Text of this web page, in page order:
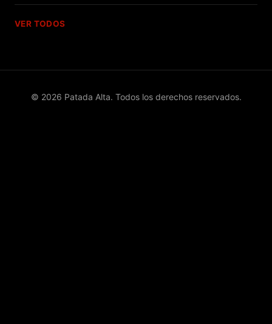
VER TODOS
© 2026 Patada Alta. Todos los derechos reservados.